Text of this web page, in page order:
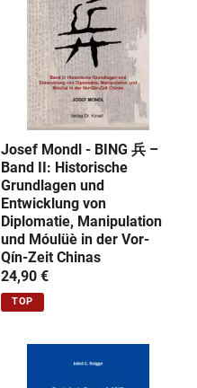
Josef Mondl - BING 兵 –
Band II: Historische
Grundlagen und
Entwicklung von
Diplomatie, Manipulation
und Móulüè in der Vor-
Qín-Zeit Chinas
24,90 €
TOP